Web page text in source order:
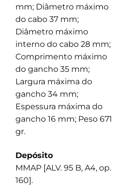
mm; Diâmetro máximo
do cabo 37 mm;
Diâmetro máximo
interno do cabo 28 mm;
Comprimento máximo
do gancho 35 mm;
Largura máxima do
gancho 34 mm;
Espessura máxima do
gancho 16 mm; Peso 671
gr.
Depósito
MMAP [ALV. 95 B, A4, op.
160].